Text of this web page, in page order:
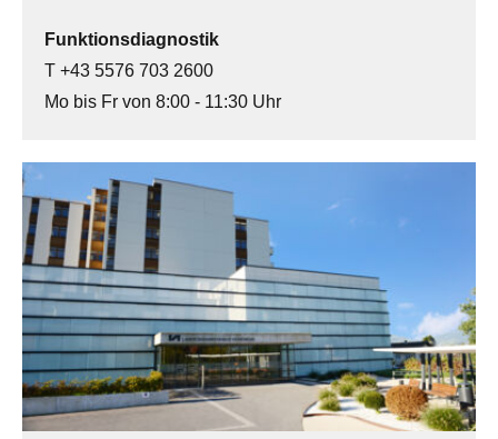
Funktionsdiagnostik
T +43 5576 703 2600
Mo bis Fr von 8:00 - 11:30 Uhr